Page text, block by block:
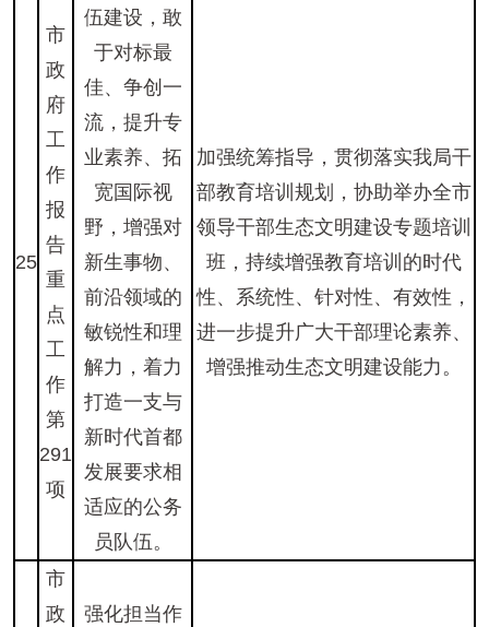
25
市
政
府
工
作
报
告
重
点
工
作
第
291
项
伍建设，敢
于对标最
佳、争创一
流，提升专
业素养、拓
宽国际视
野，增强对
新生事物、
前沿领域的
敏锐性和理
解力，着力
打造一支与
新时代首都
发展要求相
适应的公务
员队伍。
加强统筹指导，贯彻落实我局干
部教育培训规划，协助举办全市
领导干部生态文明建设专题培训
班，持续增强教育培训的时代
性、系统性、针对性、有效性，
进一步提升广大干部理论素养、
增强推动生态文明建设能力。
市
政
强化担当作